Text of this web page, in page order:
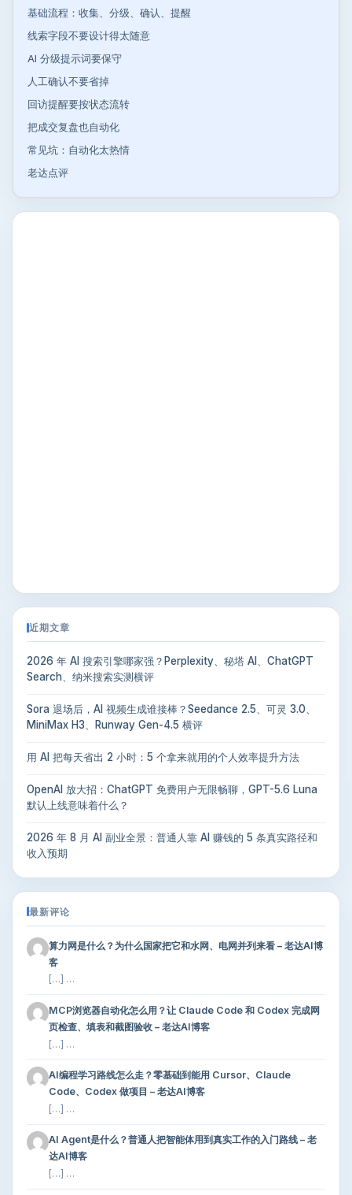
基础流程：收集、分级、确认、提醒
线索字段不要设计得太随意
AI 分级提示词要保守
人工确认不要省掉
回访提醒要按状态流转
把成交复盘也自动化
常见坑：自动化太热情
老达点评
近期文章
2026 年 AI 搜索引擎哪家强？Perplexity、秘塔 AI、ChatGPT
Search、纳米搜索实测横评
Sora 退场后，AI 视频生成谁接棒？Seedance 2.5、可灵 3.0、
MiniMax H3、Runway Gen-4.5 横评
用 AI 把每天省出 2 小时：5 个拿来就用的个人效率提升方法
OpenAI 放大招：ChatGPT 免费用户无限畅聊，GPT-5.6 Luna
默认上线意味着什么？
2026 年 8 月 AI 副业全景：普通人靠 AI 赚钱的 5 条真实路径和
收入预期
最新评论
算力网是什么？为什么国家把它和水网、电网并列来看 – 老达AI博
客
[…] …
MCP浏览器自动化怎么用？让 Claude Code 和 Codex 完成网
页检查、填表和截图验收 – 老达AI博客
[…] …
AI编程学习路线怎么走？零基础到能用 Cursor、Claude
Code、Codex 做项目 – 老达AI博客
[…] …
AI Agent是什么？普通人把智能体用到真实工作的入门路线 – 老
达AI博客
[…] …